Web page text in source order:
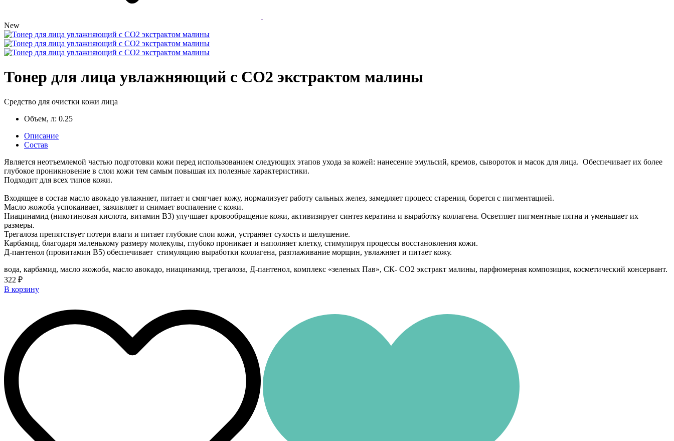
New
Тонер для лица увлажняющий с СО2 экстрактом малины
Средство для очистки кожи лица
Объем, л: 0.25
Описание
Состав
Является неотъемлемой частью подготовки кожи перед использованием следующих этапов ухода за кожей: нанесение эмульсий, кремов, сывороток и масок для лица. Обеспечивает их более
глубокое проникновение в слои кожи тем самым повышая их полезные характеристики.
Подходит для всех типов кожи.
Входящее в состав масло авокадо увлажняет, питает и смягчает кожу, нормализует работу сальных желез, замедляет процесс старения, борется с пигментацией.
Масло жожоба успокаивает, заживляет и снимает воспаление с кожи.
Ниацинамид (никотиновая кислота, витамин В3) улучшает кровообращение кожи, активизирует синтез кератина и выработку коллагена. Осветляет пигментные пятна и уменьшает их
размеры.
Трегалоза препятствует потери влаги и питает глубокие слои кожи, устраняет сухость и шелушение.
Карбамид, благодаря маленькому размеру молекулы, глубоко проникает и наполняет клетку, стимулируя процессы восстановления кожи.
Д-пантенол (провитамин В5) обеспечивает стимуляцию выработки коллагена, разглаживание морщин, увлажняет и питает кожу.
вода, карбамид, масло жожоба, масло авокадо, ниацинамид, трегалоза, Д-пантенол, комплекс «зеленых Пав», СК- CO2 экстракт малины, парфюмерная композиция, косметический консервант.
322 ₽
В корзину